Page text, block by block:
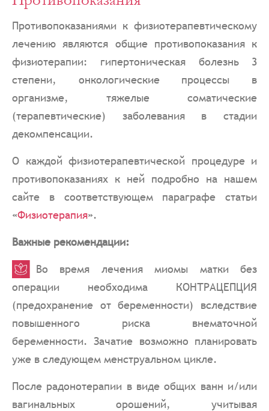
Противопоказаниями к физиотерапевтическому
лечению являются общие противопоказания к
физиотерапии: гипертоническая болезнь 3
степени, онкологические процессы в
организме, тяжелые соматические
(терапевтические) заболевания в стадии
декомпенсации.
О каждой физиотерапевтической процедуре и
противопоказаниях к ней подробно на нашем
сайте в соответствующем параграфе статьи
«Физиотерапия».
Важные рекомендации:
Во время лечения миомы матки без
операции необходима КОНТРАЦЕПЦИЯ
(предохранение от беременности) вследствие
повышенного риска внематочной
беременности. Зачатие возможно планировать
уже в следующем менструальном цикле.
После радонотерапии в виде общих ванн и/или
вагинальных орошений, учитывая